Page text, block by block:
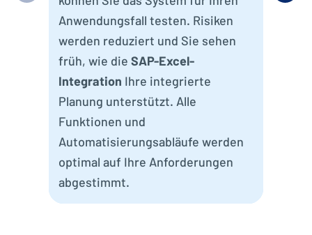
Anwendungsfall testen. Risiken
werden reduziert und Sie sehen
früh, wie die SAP-Excel-
Integration Ihre integrierte
Planung unterstützt. Alle
Funktionen und
Automatisierungsabläufe werden
optimal auf Ihre Anforderungen
abgestimmt.